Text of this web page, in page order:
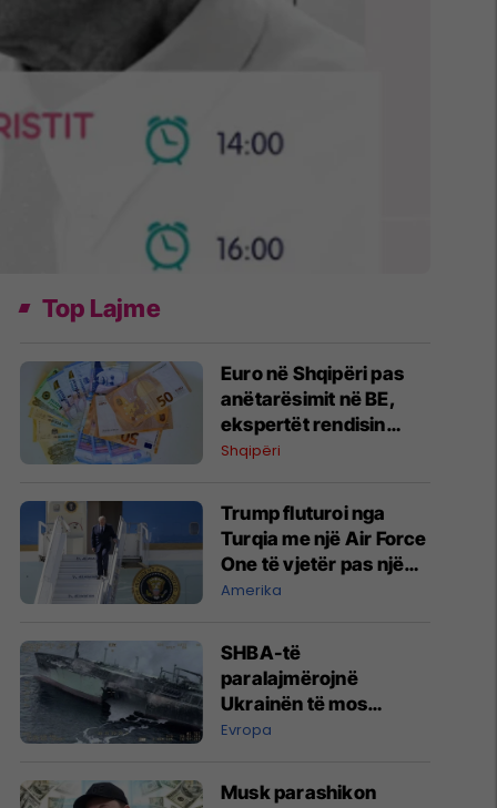
Top Lajme
Euro në Shqipëri pas
anëtarësimit në BE,
ekspertët rendisin
përfitimet ekonomike
Shqipëri
Trump fluturoi nga
Turqia me një Air Force
One të vjetër pas një
kërcënimi të
dhe ‘proksit’ e tij
Amerika
SHBA-të
paralajmërojnë
Ukrainën të mos
sulmojë anijet jo-ruse
Evropa
Musk parashikon